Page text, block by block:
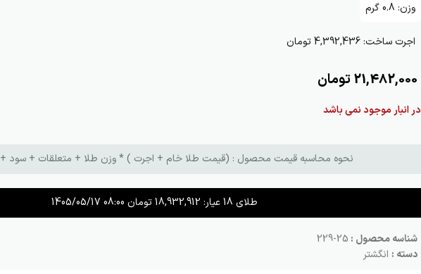
وزن: 0.8گرم
اجرت ساخت:4,392,436 تومان
21,482,000تومان
در انبار موجود نمی باشد
نحوه محاسبه قیمت محصول : (قیمت طلا خام + اجرت ) * وزن طلا + متعلقات + سود + 10٪ مالیات
طلای 18 عیار: 18,932,912تومان 1405/05/17 08:00
شناسه محصول : 25-229
دسته : انگشتر